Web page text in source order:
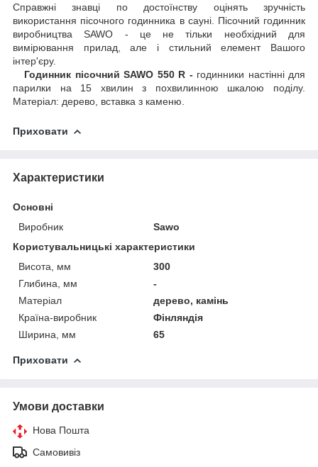
Справжні знавці по достоїнству оцінять зручність
використання пісочного годинника в сауні. Пісочний годинник
виробництва SAWO - це не тільки необхідний для
вимірювання прилад, але і стильний елемент Вашого
інтер'єру.
Годинник пісочний SAWO 550 R - годинники настінні для
парилки на 15 хвилин з похвилинною шкалою поділу.
Матеріал: дерево, вставка з каменю.
Приховати
Характеристики
Основні
Виробник
Sawo
Користувальницькі характеристики
Висота, мм
300
Глибина, мм
-
Матеріал
дерево, камінь
Країна-виробник
Фінляндія
Ширина, мм
65
Приховати
Умови доставки
Нова Пошта
Самовивіз